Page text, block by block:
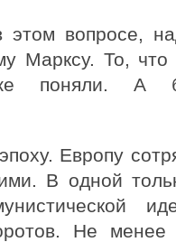
этом вопросе,
Марксу. То,
поняли. А
Европу
В одной
Не